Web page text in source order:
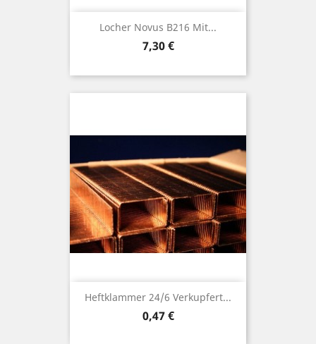
Locher Novus B216 Mit...
Preis
7,30 €
Heftklammer 24/6 Verkupfert...
Preis
0,47 €